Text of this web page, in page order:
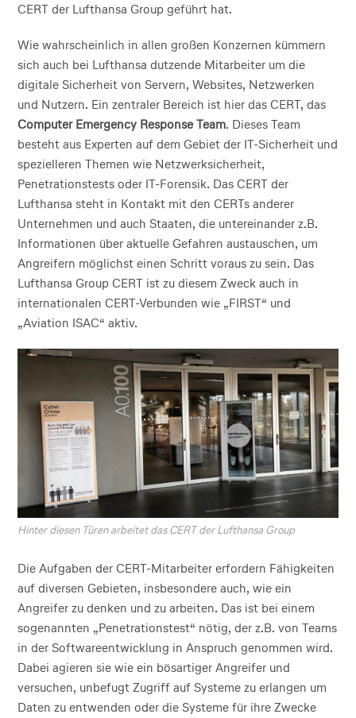
CERT der Lufthansa Group geführt hat.
Wie wahrscheinlich in allen großen Konzernen kümmern
sich auch bei Lufthansa dutzende Mitarbeiter um die
digitale Sicherheit von Servern, Websites, Netzwerken
und Nutzern. Ein zentraler Bereich ist hier das CERT, das
Computer Emergency Response Team. Dieses Team
besteht aus Experten auf dem Gebiet der IT-Sicherheit und
spezielleren Themen wie Netzwerksicherheit,
Penetrationstests oder IT-Forensik. Das CERT der
Lufthansa steht in Kontakt mit den CERTs anderer
Unternehmen und auch Staaten, die untereinander z.B.
Informationen über aktuelle Gefahren austauschen, um
Angreifern möglichst einen Schritt voraus zu sein. Das
Lufthansa Group CERT ist zu diesem Zweck auch in
internationalen CERT-Verbunden wie „FIRST“ und
„Aviation ISAC“ aktiv.
Hinter diesen Türen arbeitet das CERT der Lufthansa Group
Die Aufgaben der CERT-Mitarbeiter erfordern Fähigkeiten
auf diversen Gebieten, insbesondere auch, wie ein
Angreifer zu denken und zu arbeiten. Das ist bei einem
sogenannten „Penetrationstest“ nötig, der z.B. von Teams
in der Softwareentwicklung in Anspruch genommen wird.
Dabei agieren sie wie ein bösartiger Angreifer und
versuchen, unbefugt Zugriff auf Systeme zu erlangen um
Daten zu entwenden oder die Systeme für ihre Zwecke